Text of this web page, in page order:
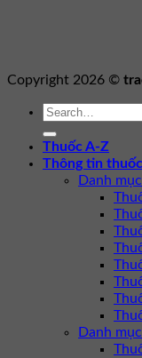
Copyright 2026 ©
Thuốc A-Z
Thông tin thuốc
Danh mục
Danh